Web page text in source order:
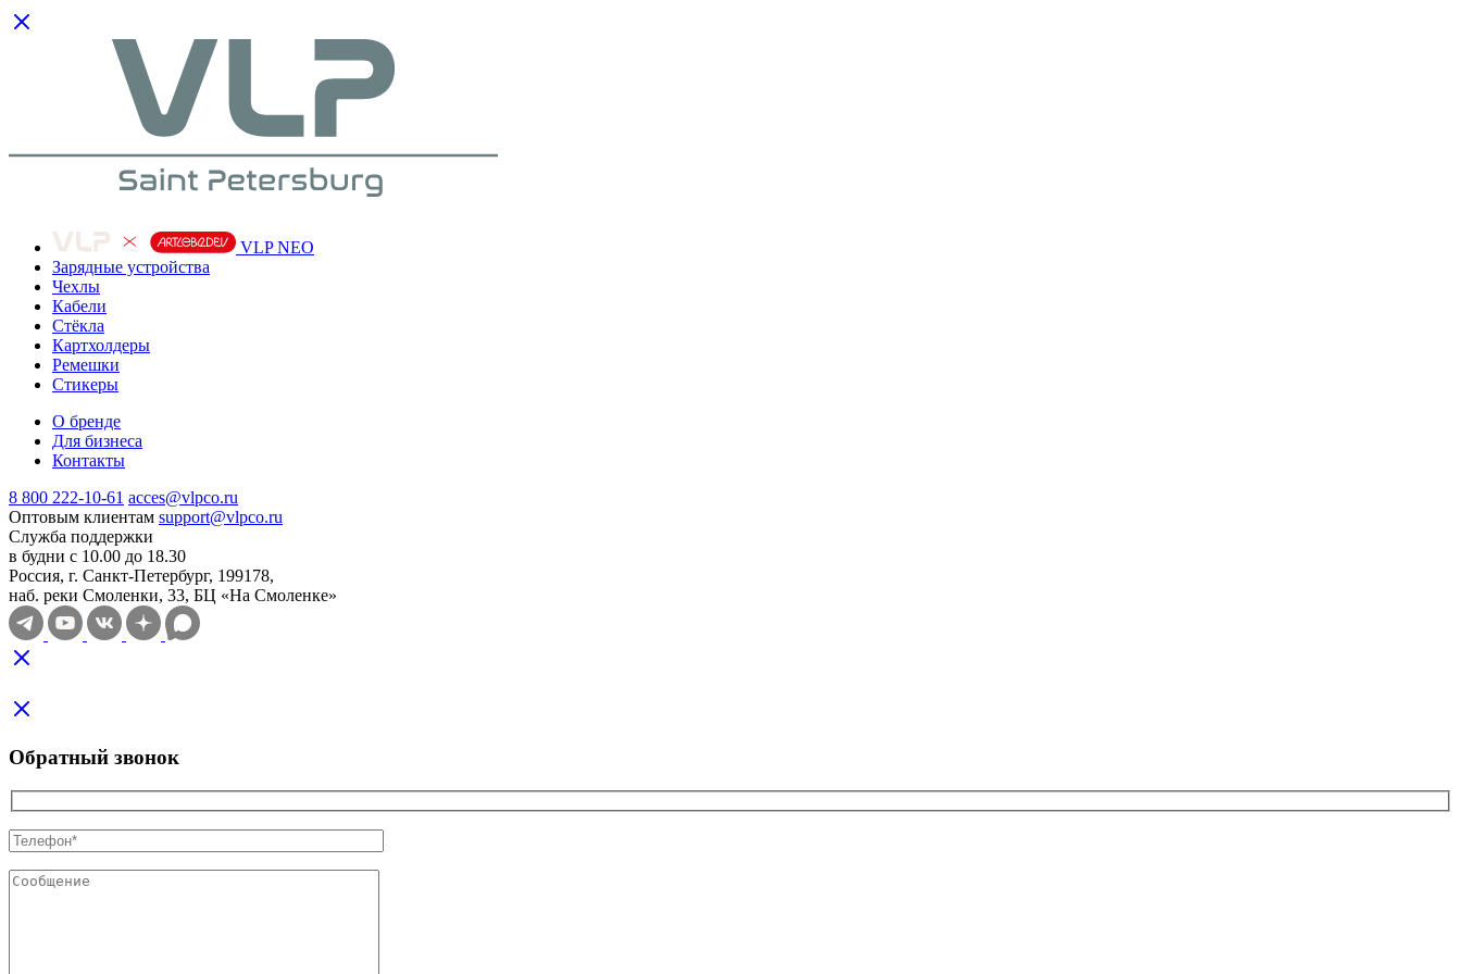
VLP NEO
Зарядные устройства
Чехлы
Кабели
Cтёкла
Картхолдеры
Ремешки
Стикеры
О бренде
Для бизнеса
Контакты
8 800 222-10-61 acces@vlpco.ru
Оптовым клиентам support@vlpco.ru
Служба поддержки
в будни с 10.00 до 18.30
Россия, г. Санкт-Петербург, 199178,
наб. реки Смоленки, 33, БЦ «На Смоленке»
Обратный звонок